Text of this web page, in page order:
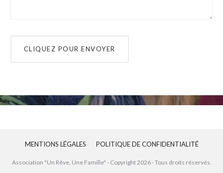
MENTIONS LÉGALES POLITIQUE DE CONFIDENTIALITÉ
Association "Un Rêve, Une Famille" - Copyright2026- Tous droits réservés.